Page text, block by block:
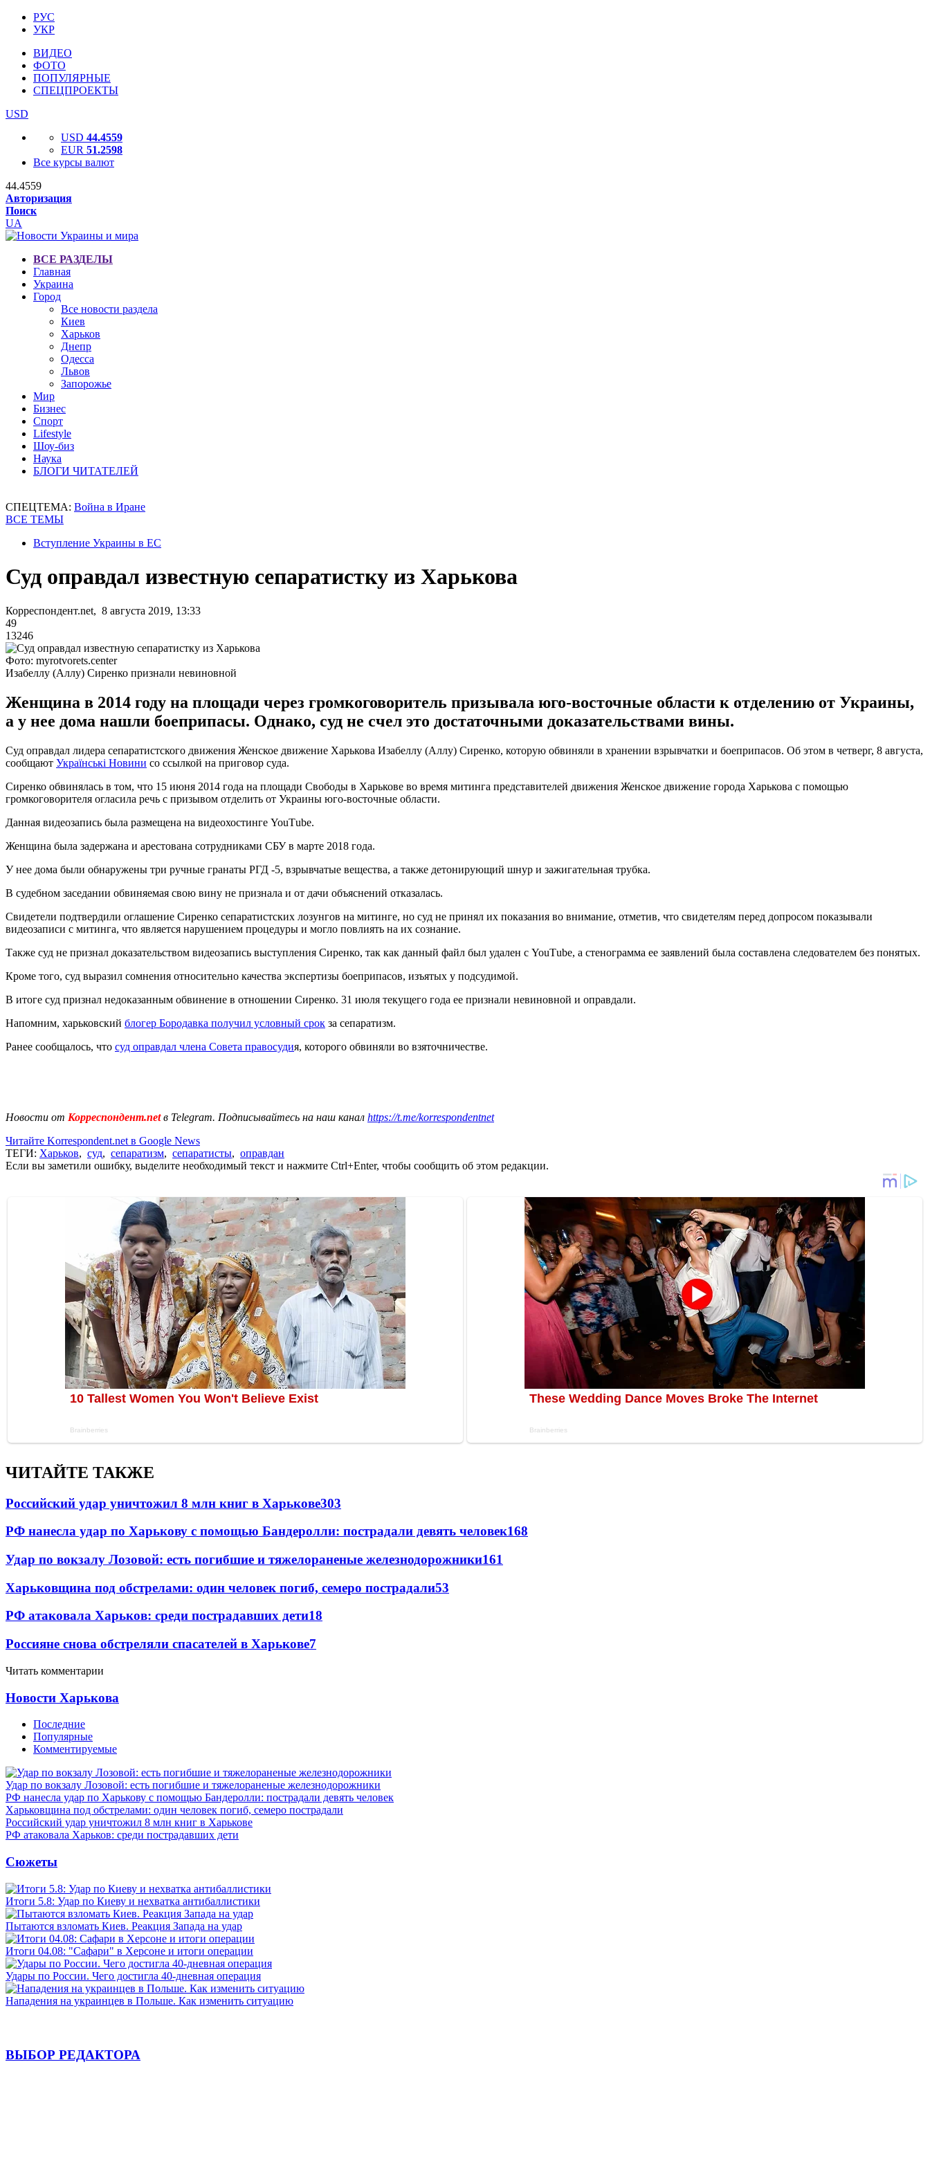
РУС
УКР
ВИДЕО
ФОТО
ПОПУЛЯРНЫЕ
СПЕЦПРОЕКТЫ
USD
USD 44.4559
EUR 51.2598
Все курсы валют
44.4559
Авторизация
Поиск
UA
ВСЕ РАЗДЕЛЫ
Главная
Украина
Город
Все новости раздела
Киев
Харьков
Днепр
Одесса
Львов
Запорожье
Мир
Бизнес
Спорт
Lifestyle
Шоу-биз
Наука
БЛОГИ ЧИТАТЕЛЕЙ
СПЕЦТЕМА: Война в Иране
ВСЕ ТЕМЫ
Вступление Украины в ЕС
Суд оправдал известную сепаратистку из Харькова
Корреспондент.net, 8 августа 2019, 13:33
49
13246
Фото: myrotvorets.center
Изабеллу (Аллу) Сиренко признали невиновной
Женщина в 2014 году на площади через громкоговоритель призывала юго-восточные области к отделению от Украины,
а у нее дома нашли боеприпасы. Однако, суд не счел это достаточными доказательствами вины.
Суд оправдал лидера сепаратистского движения Женское движение Харькова Изабеллу (Аллу) Сиренко, которую обвиняли в хранении взрывчатки и боеприпасов. Об этом в четверг, 8 августа,
сообщают Українськi Новини со ссылкой на приговор суда.
Сиренко обвинялась в том, что 15 июня 2014 года на площади Свободы в Харькове во время митинга представителей движения Женское движение города Харькова с помощью
громкоговорителя огласила речь с призывом отделить от Украины юго-восточные области.
Данная видеозапись была размещена на видеохостинге YouТube.
Женщина была задержана и арестована сотрудниками СБУ в марте 2018 года.
У нее дома были обнаружены три ручные гранаты РГД -5, взрывчатые вещества, а также детонирующий шнур и зажигательная трубка.
В судебном заседании обвиняемая свою вину не признала и от дачи объяснений отказалась.
Свидетели подтвердили оглашение Сиренко сепаратистских лозунгов на митинге, но суд не принял их показания во внимание, отметив, что свидетелям перед допросом показывали
видеозаписи с митинга, что является нарушением процедуры и могло повлиять на их сознание.
Также суд не признал доказательством видеозапись выступления Сиренко, так как данный файл был удален с YouТube, а стенограмма ее заявлений была составлена следователем без понятых.
Кроме того, суд выразил сомнения относительно качества экспертизы боеприпасов, изъятых у подсудимой.
В итоге суд признал недоказанным обвинение в отношении Сиренко. 31 июля текущего года ее признали невиновной и оправдали.
Напомним, харьковский блогер Бородавка получил условный срок за сепаратизм.
Ранее сообщалось, что суд оправдал члена Совета правосудия, которого обвиняли во взяточничестве.
Новости от Корреспондент.netв Telegram. Подписывайтесь на наш канал https://t.me/korrespondentnet
Читайте Korrespondent.net в Google News
ТЕГИ: Харьков, суд, сепаратизм, сепаратисты, оправдан
Если вы заметили ошибку, выделите необходимый текст и нажмите Ctrl+Enter, чтобы сообщить об этом редакции.
ЧИТАЙТЕ ТАКЖЕ
Российский удар уничтожил 8 млн книг в Харькове303
РФ нанесла удар по Харькову с помощью Бандеролли: пострадали девять человек168
Удар по вокзалу Лозовой: есть погибшие и тяжелораненые железнодорожники161
Харьковщина под обстрелами: один человек погиб, семеро пострадали53
РФ атаковала Харьков: среди пострадавших дети18
Россияне снова обстреляли спасателей в Харькове7
Читать комментарии
Новости Харькова
Последние
Популярные
Комментируемые
Удар по вокзалу Лозовой: есть погибшие и тяжелораненые железнодорожники
РФ нанесла удар по Харькову с помощью Бандеролли: пострадали девять человек
Харьковщина под обстрелами: один человек погиб, семеро пострадали
Российский удар уничтожил 8 млн книг в Харькове
РФ атаковала Харьков: среди пострадавших дети
Сюжеты
Итоги 5.8: Удар по Киеву и нехватка антибаллистики
Пытаются взломать Киев. Реакция Запада на удар
Итоги 04.08: "Сафари" в Херсоне и итоги операции
Удары по России. Чего достигла 40-дневная операция
Нападения на украинцев в Польше. Как изменить ситуацию
ВЫБОР РЕДАКТОРА